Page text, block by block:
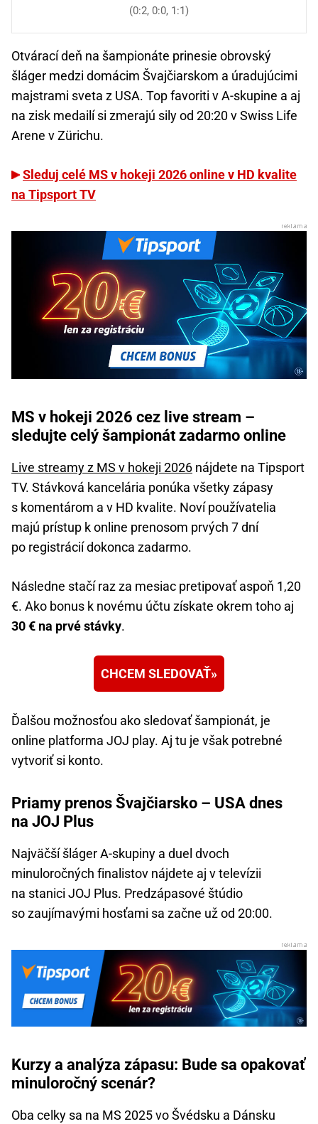
(0:2, 0:0, 1:1)
Otvárací deň na šampionáte prinesie obrovský
šláger medzi domácim Švajčiarskom a úradujúcimi
majstrami sveta z USA. Top favoriti v A-skupine a aj
na zisk medailí si zmerajú sily od 20:20 v Swiss Life
Arene v Zürichu.
Sleduj celé MS v hokeji 2026 online v HD kvalite
na Tipsport TV
MS v hokeji 2026 cez live stream –
sledujte celý šampionát zadarmo online
Live streamy z MS v hokeji 2026 nájdete na Tipsport
TV. Stávková kancelária ponúka všetky zápasy
s komentárom a v HD kvalite. Noví používatelia
majú prístup k online prenosom prvých 7 dní
po registrácií dokonca zadarmo.
Následne stačí raz za mesiac pretipovať aspoň 1,20
€. Ako bonus k novému účtu získate okrem toho aj
30 € na prvé stávky.
CHCEM SLEDOVAŤ
Ďalšou možnosťou ako sledovať šampionát, je
online platforma JOJ play. Aj tu je však potrebné
vytvoriť si konto.
Priamy prenos Švajčiarsko – USA dnes
na JOJ Plus
Najväčší šláger A-skupiny a duel dvoch
minuloročných finalistov nájdete aj v televízii
na stanici JOJ Plus. Predzápasové štúdio
so zaujímavými hosťami sa začne už od 20:00.
Kurzy a analýza zápasu: Bude sa opakovať
minuloročný scenár?
Oba celky sa na MS 2025 vo Švédsku a Dánsku